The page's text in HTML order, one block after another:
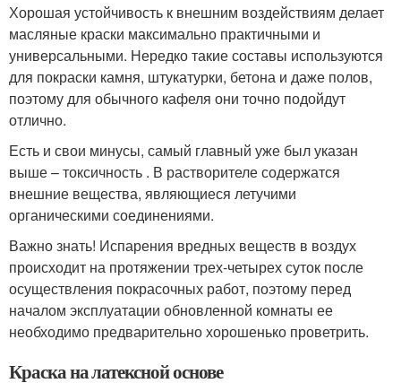
Хорошая устойчивость к внешним воздействиям делает
масляные краски максимально практичными и
универсальными. Нередко такие составы используются
для покраски камня, штукатурки, бетона и даже полов,
поэтому для обычного кафеля они точно подойдут
отлично.
Есть и свои минусы, самый главный уже был указан
выше – токсичность . В растворителе содержатся
внешние вещества, являющиеся летучими
органическими соединениями.
Важно знать! Испарения вредных веществ в воздух
происходит на протяжении трех-четырех суток после
осуществления покрасочных работ, поэтому перед
началом эксплуатации обновленной комнаты ее
необходимо предварительно хорошенько проветрить.
Краска на латексной основе